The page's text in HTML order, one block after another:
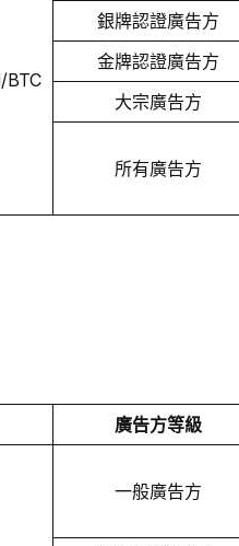
BTC
銀牌認證廣告方
金牌認證廣告方
大宗廣告方
所有廣告方
廣告方等級
一般廣告方